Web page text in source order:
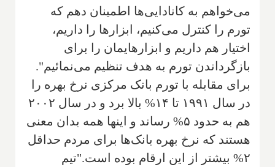
می‌خواهم به کانادایی‌ها اطمینان دهم که
تورم را کنترل می‌کنیم، ابزارها را داریم،
اختیار هم داریم و ابزارهایمان را برای
بازگرداندن تورم به هدف تنظیم می‌نمائیم".
برای مقابله با تورم بانک مرکزی نرخ بهره را
در سال ۱۹۹۱ تا ۱۴% بالا برد و در سال ۲۰۰۲
هم به حدود ۵% رساند و اینها همه بدان معنی
هستند که نرخ بهره بانک‌ها برای مردم حداقل
۲% بیشتر از این ارقام بوده است."تیم